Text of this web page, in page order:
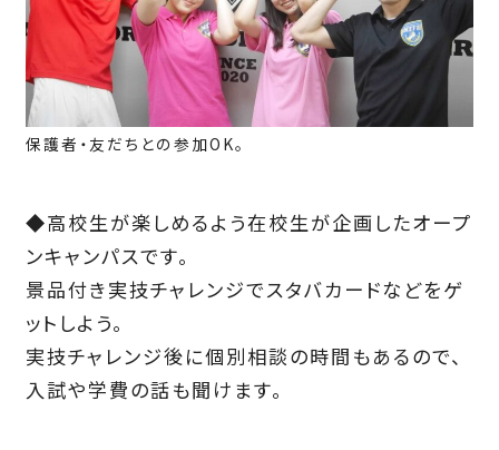
保護者・友だちとの参加OK。
◆高校生が楽しめるよう在校生が企画したオープ
ンキャンパスです。
景品付き実技チャレンジでスタバカードなどをゲ
ットしよう。
実技チャレンジ後に個別相談の時間もあるので、
入試や学費の話も聞けます。